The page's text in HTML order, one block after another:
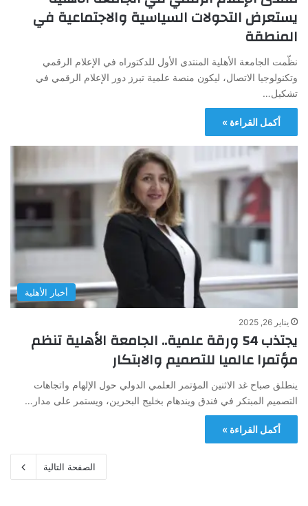
يستعرض التحولات السياسية والاجتماعية في
المنطقة
نظّمت الجامعة الأهلية المنتدى الأول للدكتوراه في الإعلام الرقمي
وتكنولوجيا الاتصال، ليكون منصة علمية تبرز دور الإعلام الرقمي في
تشكيل…
أكمل القراءة »
أخبار الأهلية
يناير 26, 2025
يجتذب 54 ورقة علمية.. الجامعة الأهلية تنظم
مؤتمرا عالميا للتصميم والابتكار
ينطلق صباح غد الاثنين المؤتمر العلمي الدولي حول الإلهام واتجاهات
التصميم المبتكر في فندق ويندهام بخليج البحرين، ويستمر على مدار…
أكمل القراءة »
الصفحة التالية